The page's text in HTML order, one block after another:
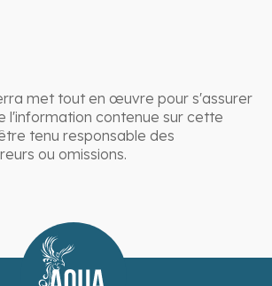
met tout en œuvre pour s'assurer
l'information contenue sur cette
tenu responsable des
ou omissions.